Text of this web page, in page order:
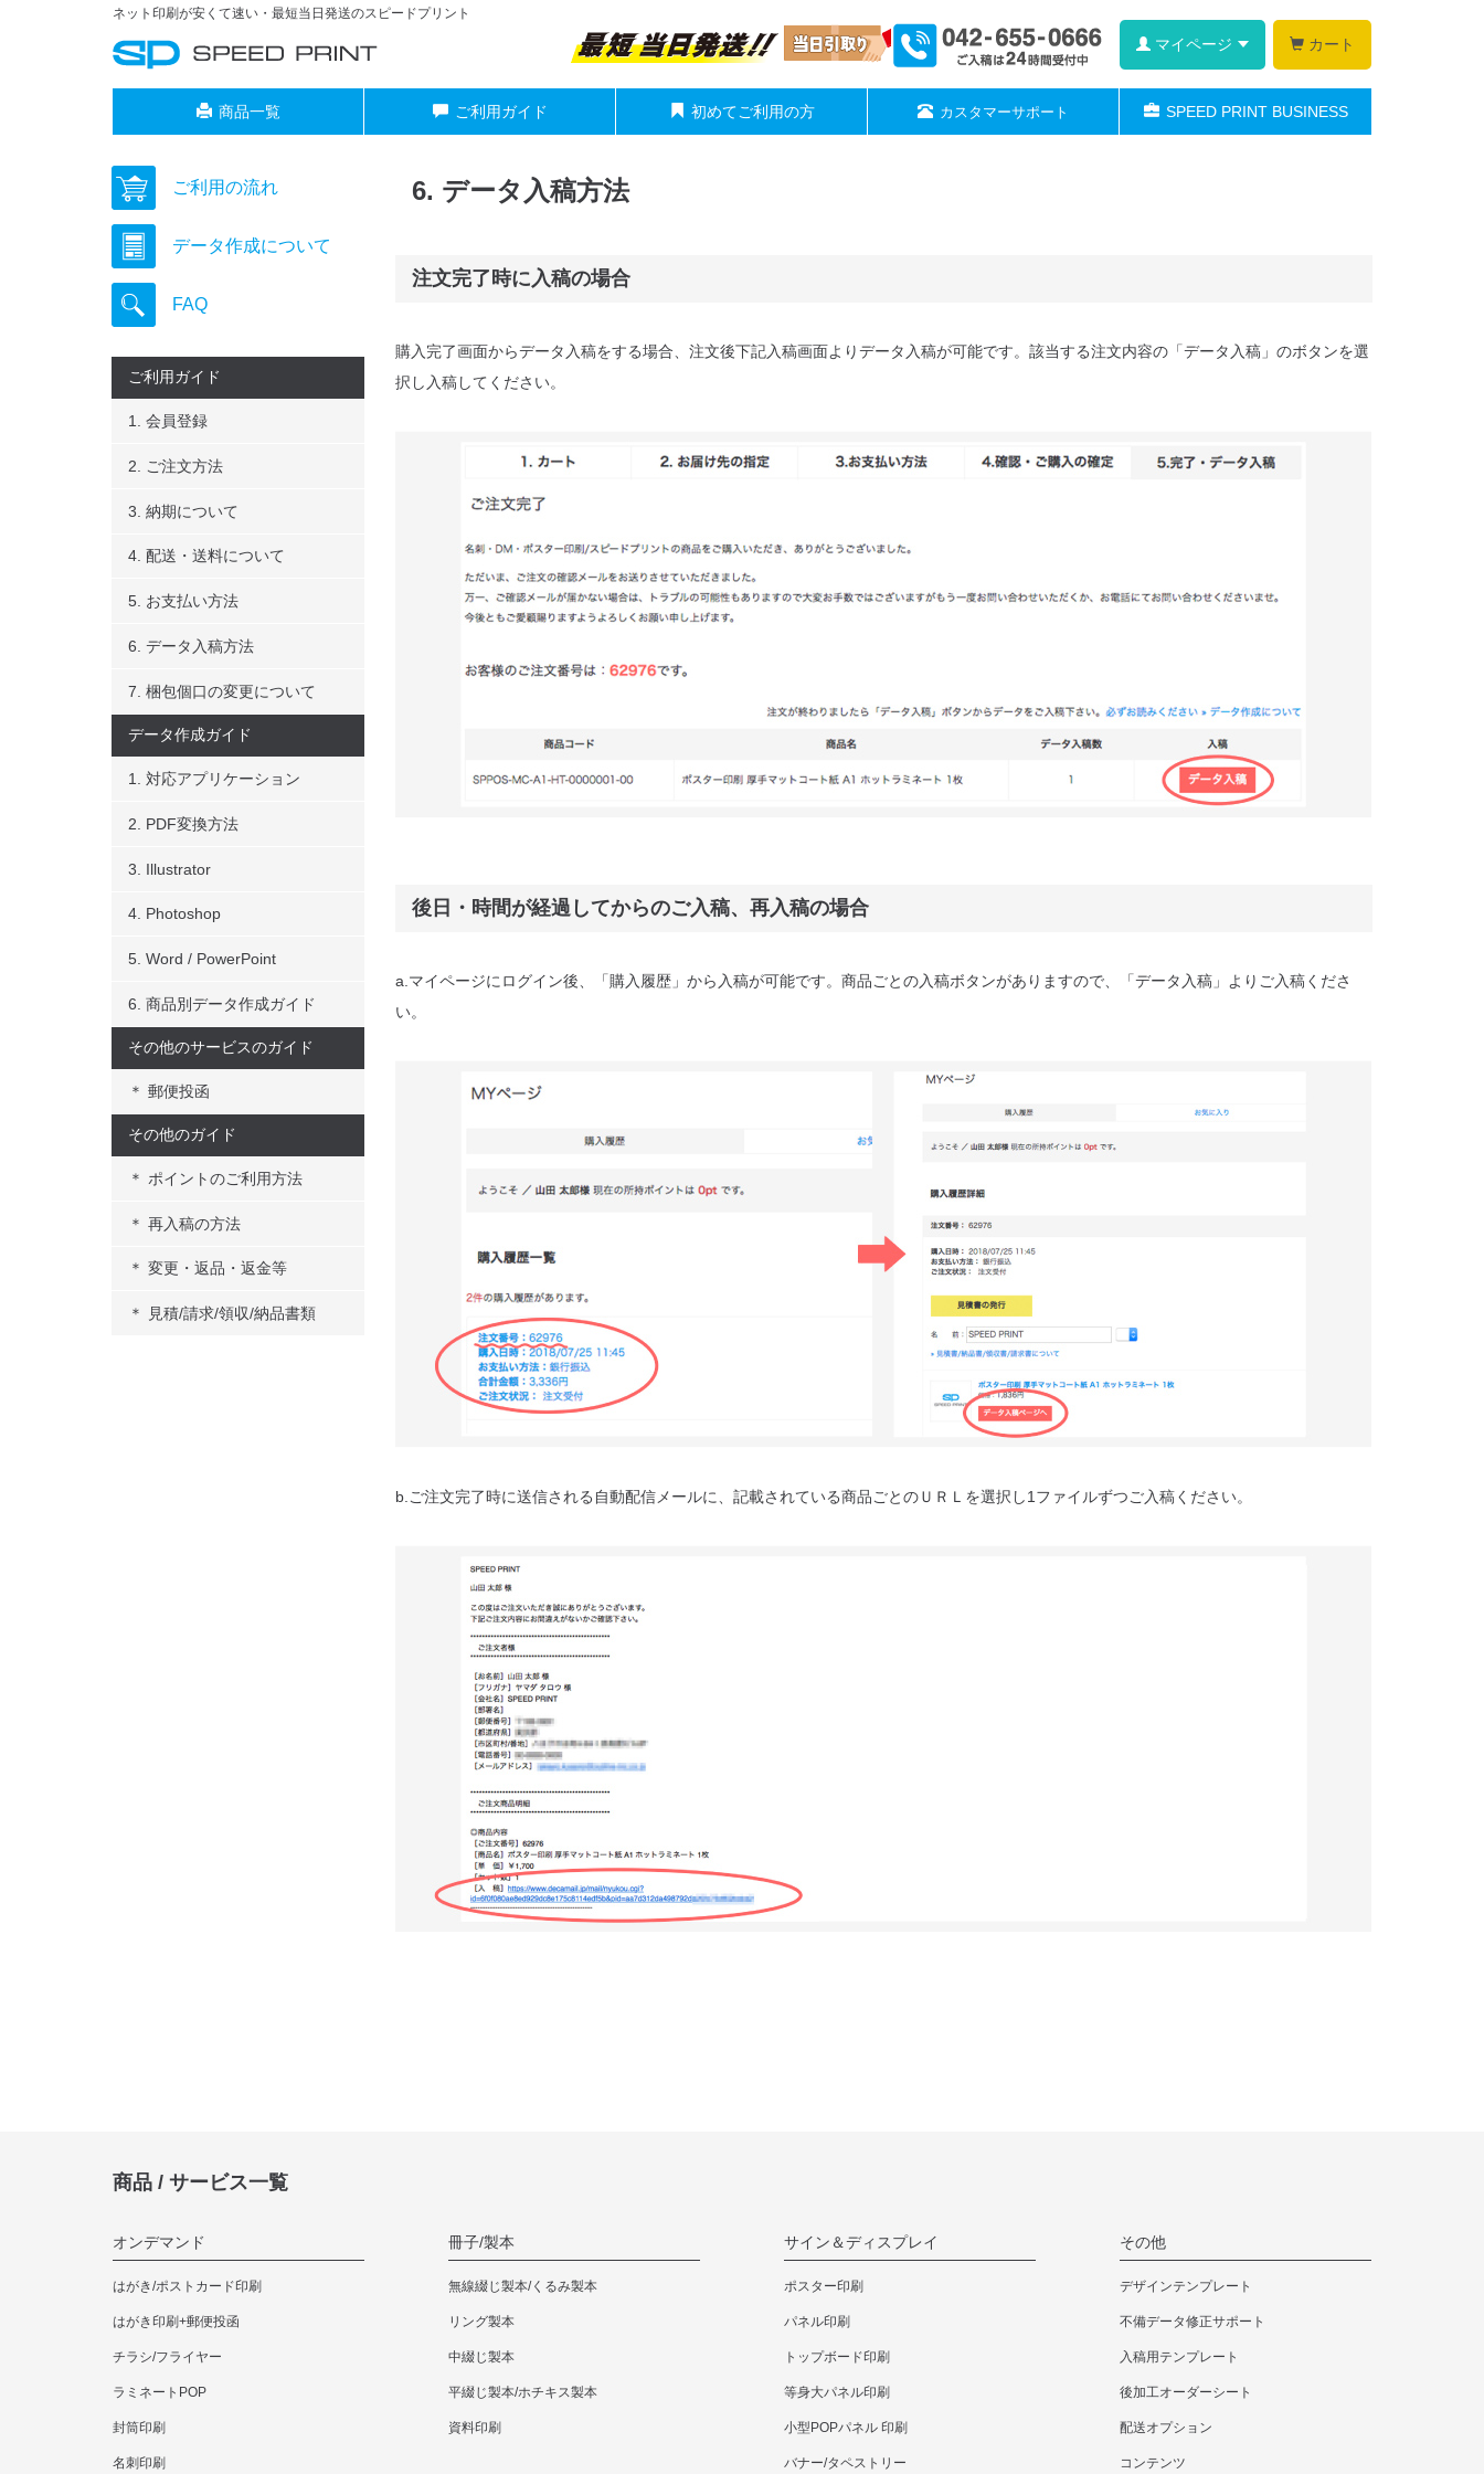
ネット印刷が安くて速い・最短当日発送のスピードプリント
マイページ カート
商品一覧 ご利用ガイド 初めてご利用の方 カスタマーサポート SPEED PRINT BUSINESS
6. データ入稿方法
注文完了時に入稿の場合
購入完了画面からデータ入稿をする場合、注文後下記入稿画面よりデータ入稿が可能です。該当する注文内容の「データ入稿」のボタンを選
択し入稿してください。
後日・時間が経過してからのご入稿、再入稿の場合
a.マイページにログイン後、「購入履歴」から入稿が可能です。商品ごとの入稿ボタンがありますので、「データ入稿」よりご入稿くださ
い。
b.ご注文完了時に送信される自動配信メールに、記載されている商品ごとのＵＲＬを選択し1ファイルずつご入稿ください。
ご利用の流れ
データ作成について
FAQ
ご利用ガイド
1. 会員登録
2. ご注文方法
3. 納期について
4. 配送・送料について
5. お支払い方法
6. データ入稿方法
7. 梱包個口の変更について
データ作成ガイド
1. 対応アプリケーション
2. PDF変換方法
3. Illustrator
4. Photoshop
5. Word / PowerPoint
6. 商品別データ作成ガイド
その他のサービスのガイド
＊ 郵便投函
その他のガイド
＊ ポイントのご利用方法
＊ 再入稿の方法
＊ 変更・返品・返金等
＊ 見積/請求/領収/納品書類
商品 / サービス一覧
オンデマンド
はがき/ポストカード印刷
はがき印刷+郵便投函
チラシ/フライヤー
ラミネートPOP
封筒印刷
名刺印刷
冊子/製本
無線綴じ製本/くるみ製本
リング製本
中綴じ製本
平綴じ製本/ホチキス製本
資料印刷
サイン＆ディスプレイ
ポスター印刷
パネル印刷
トップボード印刷
等身大パネル印刷
小型POPパネル 印刷
バナー/タペストリー
その他
デザインテンプレート
不備データ修正サポート
入稿用テンプレート
後加工オーダーシート
配送オプション
コンテンツ